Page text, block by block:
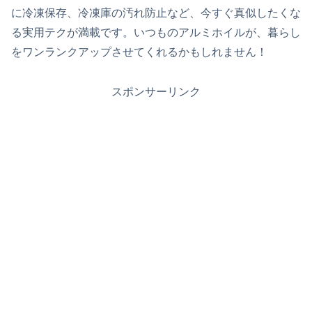
に冷凍保存、冷凍庫の汚れ防止など、今すぐ真似したくな
る実用テクが満載です。いつものアルミホイルが、暮らし
をワンランクアップさせてくれるかもしれません！
スポンサーリンク